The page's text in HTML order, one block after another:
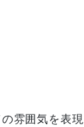
雰囲気を表現